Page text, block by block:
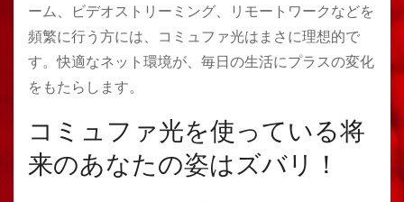
ーム、ビデオストリーミング、リモートワークなどを
頻繁に行う方には、コミュファ光はまさに理想的で
す。快適なネット環境が、毎日の生活にプラスの変化
をもたらします。
コミュファ光を使っている将
来のあなたの姿はズバリ！